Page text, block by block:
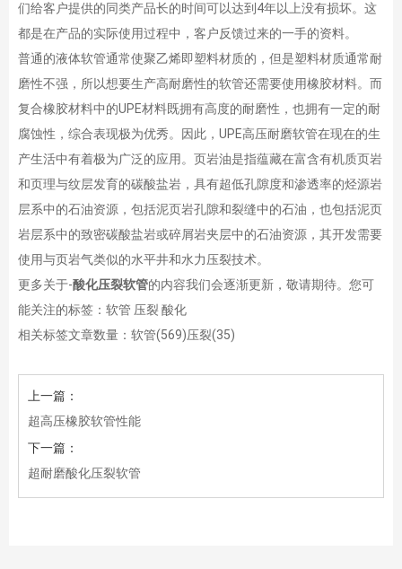
们给客户提供的同类产品长的时间可以达到4年以上没有损坏。这
都是在产品的实际使用过程中，客户反馈过来的一手的资料。
普通的液体软管通常使聚乙烯即塑料材质的，但是塑料材质通常耐
磨性不强，所以想要生产高耐磨性的软管还需要使用橡胶材料。而
复合橡胶材料中的UPE材料既拥有高度的耐磨性，也拥有一定的耐
腐蚀性，综合表现极为优秀。因此，UPE高压耐磨软管在现在的生
产生活中有着极为广泛的应用。页岩油是指蕴藏在富含有机质页岩
和页理与纹层发育的碳酸盐岩，具有超低孔隙度和渗透率的烃源岩
层系中的石油资源，包括泥页岩孔隙和裂缝中的石油，也包括泥页
岩层系中的致密碳酸盐岩或碎屑岩夹层中的石油资源，其开发需要
使用与页岩气类似的水平井和水力压裂技术。
更多关于-酸化压裂软管的内容我们会逐渐更新，敬请期待。您可
能关注的标签：软管 压裂 酸化
相关标签文章数量： 软管(569)压裂(35)
上一篇：
超高压橡胶软管性能
下一篇：
超耐磨酸化压裂软管